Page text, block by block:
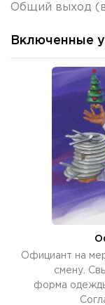
Общий выход
Включенные
Официант на
смену.
форма